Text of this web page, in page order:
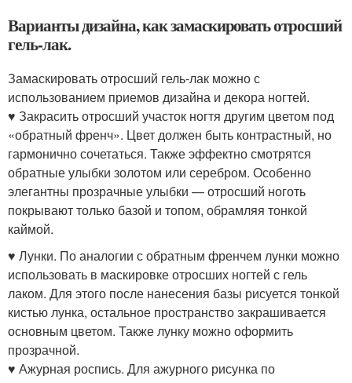
Варианты дизайна, как замаскировать отросший
гель-лак.
Замаскировать отросший гель-лак можно с
использованием приемов дизайна и декора ногтей.
♥ Закрасить отросший участок ногтя другим цветом под
«обратный френч». Цвет должен быть контрастный, но
гармонично сочетаться. Также эффектно смотрятся
обратные улыбки золотом или серебром. Особенно
элегантны прозрачные улыбки — отросший ноготь
покрывают только базой и топом, обрамляя тонкой
каймой.
♥ Лунки. По аналогии с обратным френчем лунки можно
использовать в маскировке отросших ногтей с гель
лаком. Для этого после нанесения базы рисуется тонкой
кистью лунка, остальное пространство закрашивается
основным цветом. Также лунку можно оформить
прозрачной.
♥ Ажурная роспись. Для ажурного рисунка по